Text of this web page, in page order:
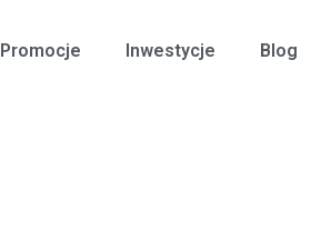
Promocje Inwestycje Blog